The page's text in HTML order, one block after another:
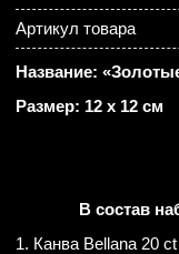
Артикул товара
Название:
Размер: 12 х 12 см
В состав
1. Канва Bellana 20